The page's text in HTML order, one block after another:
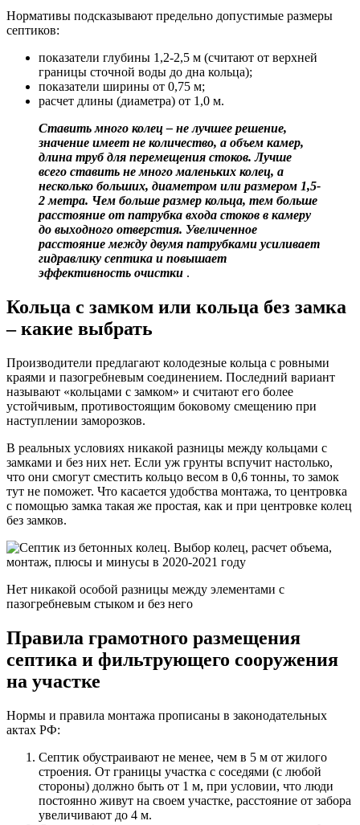
Нормативы подсказывают предельно допустимые размеры
септиков:
показатели глубины 1,2-2,5 м (считают от верхней
границы сточной воды до дна кольца);
показатели ширины от 0,75 м;
расчет длины (диаметра) от 1,0 м.
Ставить много колец – не лучшее решение,
значение имеет не количество, а объем камер,
длина труб для перемещения стоков. Лучше
всего ставить не много маленьких колец, а
несколько больших, диаметром или размером 1,5-
2 метра. Чем больше размер кольца, тем больше
расстояние от патрубка входа стоков в камеру
до выходного отверстия. Увеличенное
расстояние между двумя патрубками усиливает
гидравлику септика и повышает
эффективность очистки .
Кольца с замком или кольца без замка
– какие выбрать
Производители предлагают колодезные кольца с ровными
краями и пазогребневым соединением. Последний вариант
называют «кольцами с замком» и считают его более
устойчивым, противостоящим боковому смещению при
наступлении заморозков.
В реальных условиях никакой разницы между кольцами с
замками и без них нет. Если уж грунты вспучит настолько,
что они смогут сместить кольцо весом в 0,6 тонны, то замок
тут не поможет. Что касается удобства монтажа, то центровка
с помощью замка такая же простая, как и при центровке колец
без замков.
Нет никакой особой разницы между элементами с
пазогребневым стыком и без него
Правила грамотного размещения
септика и фильтрующего сооружения
на участке
Нормы и правила монтажа прописаны в законодательных
актах РФ:
Септик обустраивают не менее, чем в 5 м от жилого
строения. От границы участка с соседями (с любой
стороны) должно быть от 1 м, при условии, что люди
постоянно живут на своем участке, расстояние от забора
увеличивают до 4 м.